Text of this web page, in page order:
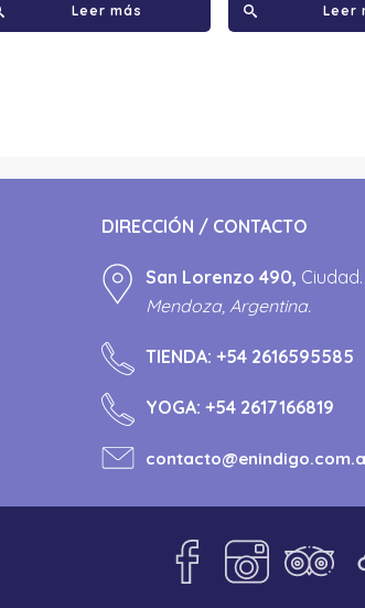
Leer más Leer
DIRECCIÓN / CONTACTO
San Lorenzo 490, Ciudad.
Mendoza, Argentina.
TIENDA: +54 2616595585
YOGA: +54 2617166819